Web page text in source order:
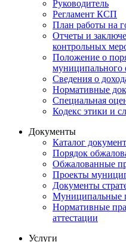
Руководитель
Регламент КСП
План работы на
Отчеты и
контрольных
Положение о
муниципального
Сведения о
Нормативные
Специальная
Кодекс этики и
Документы
Каталог
Порядок
Обжалованные
Проекты
Документы
Муниципальные
Нормативные
аттестации
Услуги